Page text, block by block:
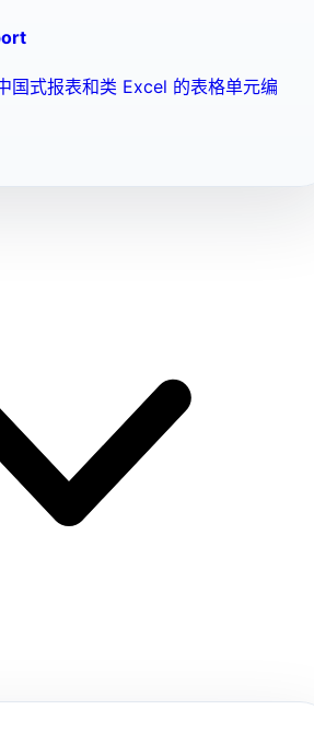
国式报表和类 Excel 的表格单元编